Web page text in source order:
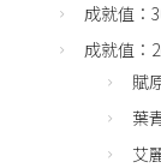
成就值：
成就值：
賦
葉
艾